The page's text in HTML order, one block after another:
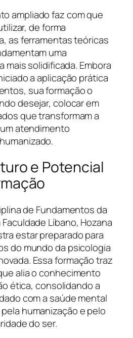
ampliado faz com que
de forma
as ferramentas teóricas
uma
mais solidificada. Embora
a aplicação prática
sua formação o
desejar, colocar em
que transformam a
atendimento
e Potencial
de Fundamentos da
Líbano, Hozana
estar preparado para
do mundo da psicologia
Essa formação traz
alia o conhecimento
ética, consolidando a
com a saúde mental
humanização e pelo
do ser.